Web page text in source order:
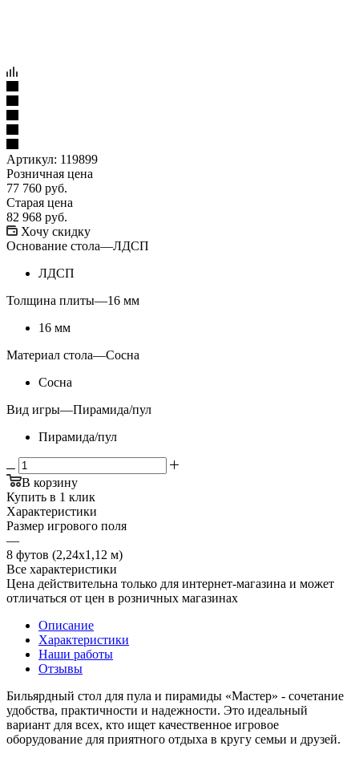
Артикул: 119899
Розничная цена
77 760 руб.
Старая цена
82 968 руб.
Хочу скидку
Основание стола—ЛДСП
ЛДСП
Толщина плиты—16 мм
16 мм
Материал стола—Сосна
Сосна
Вид игры—Пирамида/пул
Пирамида/пул
В корзину
Купить в 1 клик
Характеристики
Размер игрового поля
—
8 футов (2,24х1,12 м)
Все характеристики
Цена действительна только для интернет-магазина и может
отличаться от цен в розничных магазинах
Описание
Характеристики
Наши работы
Отзывы
Бильярдный стол для пула и пирамиды «Мастер» - сочетание
удобства, практичности и надежности. Это идеальный
вариант для всех, кто ищет качественное игровое
оборудование для приятного отдыха в кругу семьи и друзей.